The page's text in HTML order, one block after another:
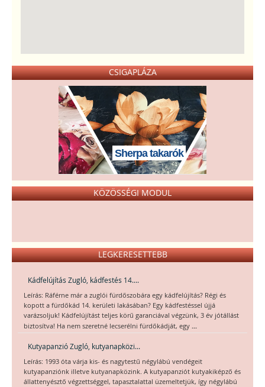
CSIGAPLÁZA
Sherpa takarók
KÖZÖSSÉGI MODUL
LEGKERESETTEBB
Kádfelújítás Zugló, kádfestés 14....
Leírás: Ráférne már a zuglói fürdőszobára egy kádfelújítás? Régi és
kopott a fürdőkád 14. kerületi lakásában? Egy kádfestéssel újjá
varázsoljuk! Kádfelújítást teljes körű garanciával végzünk, 3 év jótállást
biztosítva! Ha nem szeretné lecserélni fürdőkádját, egy ...
Kutyapanzió Zugló, kutyanapközi...
Leírás: 1993 óta várja kis- és nagytestű négylábú vendégeit
kutyapanziónk illetve kutyanapközink. A kutyapanziót kutyakiképző és
állattenyésztő végzettséggel, tapasztalattal üzemeltetjük, így négylábú